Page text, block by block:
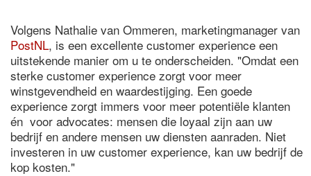
Volgens Nathalie van Ommeren, marketingmanager van
PostNL, is een excellente customer experience een
uitstekende manier om u te onderscheiden. "Omdat een
sterke customer experience zorgt voor meer
winstgevendheid en waardestijging. Een goede
experience zorgt immers voor meer potentiële klanten
én voor advocates: mensen die loyaal zijn aan uw
bedrijf en andere mensen uw diensten aanraden. Niet
investeren in uw customer experience, kan uw bedrijf de
kop kosten."